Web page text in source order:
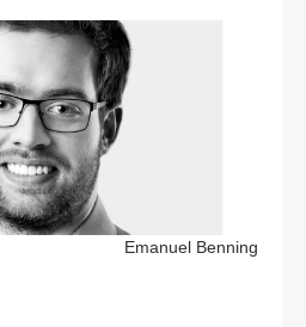
Emanuel Benning